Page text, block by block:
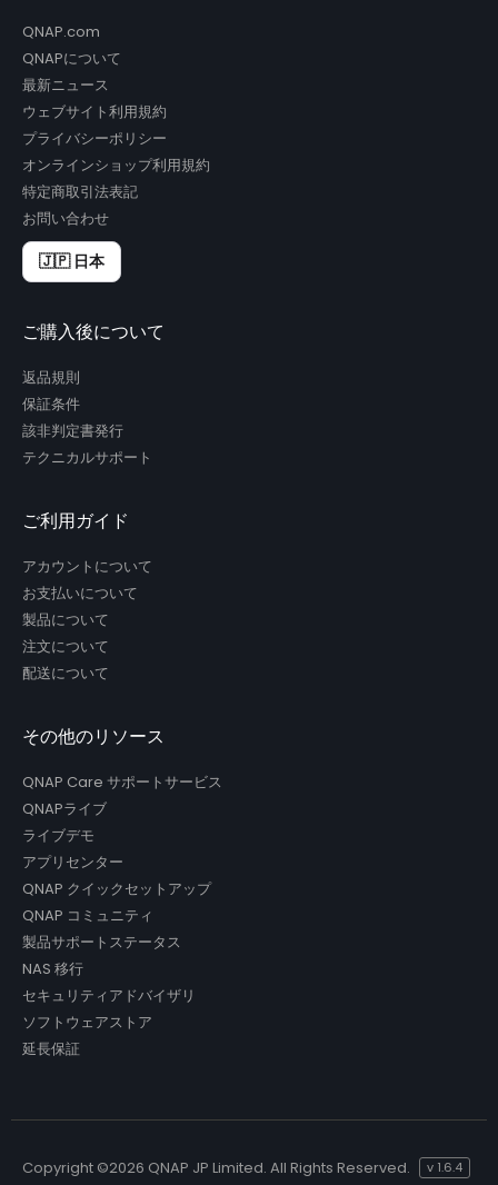
QNAP.com
QNAPについて
最新ニュース
ウェブサイト利用規約
プライバシーポリシー
オンラインショップ利用規約
特定商取引法表記
お問い合わせ
🇯🇵 日本
ご購入後について
返品規則
保証条件
該非判定書発行
テクニカルサポート
ご利用ガイド
アカウントについて
お支払いについて
製品について
注文について
配送について
その他のリソース
QNAP Care サポートサービス
QNAPライブ
ライブデモ
アプリセンター
QNAP クイックセットアップ
QNAP コミュニティ
製品サポートステータス
NAS 移行
セキュリティアドバイザリ
ソフトウェアストア
延長保証
Copyright ©2026 QNAP JP Limited. All Rights Reserved. v 1.6.4